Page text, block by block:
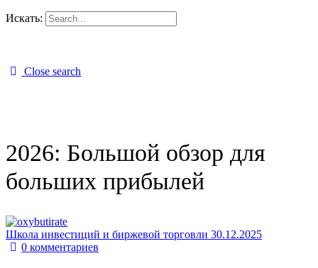
Искать:
Close search
2026: Большой обзор для
больших прибылей
Школа инвестиций и биржевой торговли 30.12.2025
0комментариев